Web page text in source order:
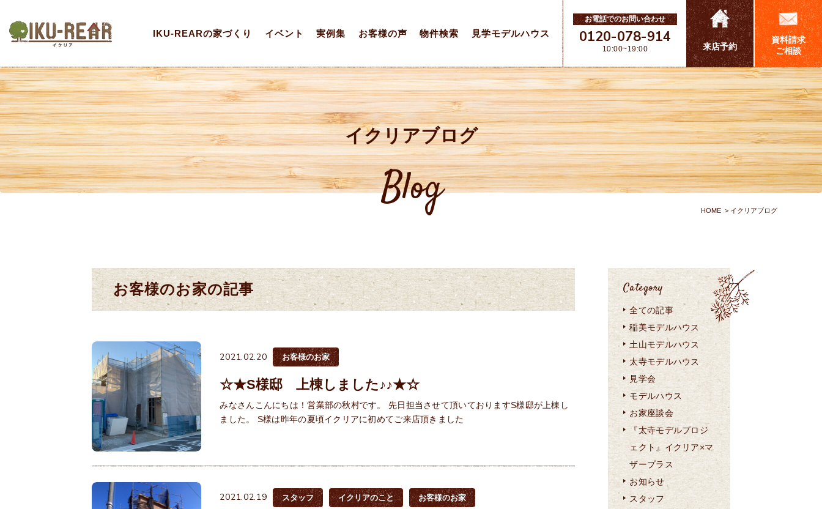
IKU-REARの家づくり イベント 実例集 お客様の声 物件検索 見学モデルハウス
お電話でのお問い合わせ
0120-078-914
10:00~19:00 来店予約
資料請求
ご相談
イクリアブログ
Blog HOME イクリアブログ
お客様のお家の記事
2021.02.20 お客様のお家
☆★S様邸 上棟しました♪♪★☆
みなさんこんにちは！営業部の秋村です。 先日担当させて頂いておりますS様邸が上棟し
ました。 S様は昨年の夏頃イクリアに初めてご来店頂きました
2021.02.19 スタッフ イクリアのこと お客様のお家
Category
全ての記事
稲美モデルハウス
土山モデルハウス
太寺モデルハウス
見学会
モデルハウス
お家座談会
『太寺モデルプロジ
ェクト』イクリア×マ
ザープラス
お知らせ
スタッフ